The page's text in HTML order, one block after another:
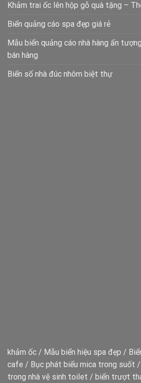
Khảm trai ốc lên hộp gỗ quà tặng –
Biển quảng cáo spa đẹp giá rẻ
Mẫu biển quảng cáo nhà hàng ấn
bán hàng
Biển số nhà đúc nhôm biệt thự
khảm ốc / Mẫu biển hiệu spa đẹp /
cafe / Bục phát biểu mica trong suốt /
trong nhà vệ sinh toilet / biển trượt